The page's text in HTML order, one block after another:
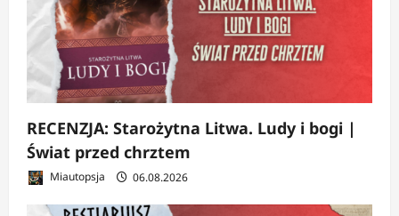
RECENZJA: Starożytna Litwa. Ludy i bogi |
Świat przed chrztem
Miautopsja 06.08.2026